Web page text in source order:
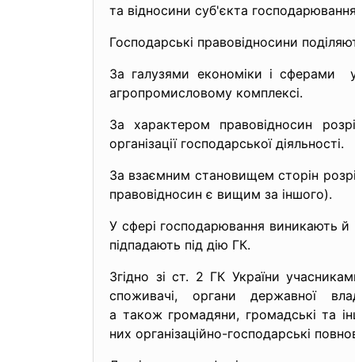
та відносини суб'єкта
Господарські правовідносини
За галузями економіки і сферами
агропромисловому комплексі.
За характером правовідносин
організації господарської діяльності.
За взаємним становищем сторін
правовідносин є вищим за іншого).
У сфері господарювання виникають й
підпадають під дію ГК.
Згідно зі ст. 2 ГК України
споживачі, органи державної
а також громадяни, громадські та
них організаційно-господарські